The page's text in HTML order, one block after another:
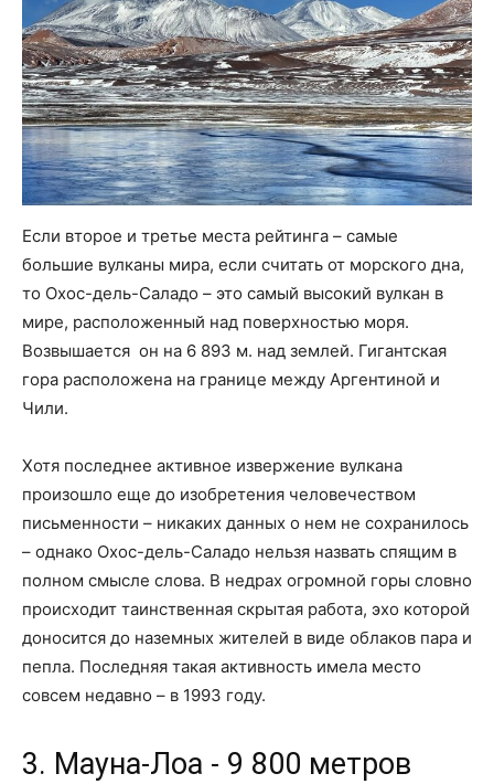
Если второе и третье места рейтинга – самые
большие вулканы мира, если считать от морского дна,
то Охос-дель-Саладо – это самый высокий вулкан в
мире, расположенный над поверхностью моря.
Возвышается он на 6 893 м. над землей. Гигантская
гора расположена на границе между Аргентиной и
Чили.
Хотя последнее активное извержение вулкана
произошло еще до изобретения человечеством
письменности – никаких данных о нем не сохранилось
– однако Охос-дель-Саладо нельзя назвать спящим в
полном смысле слова. В недрах огромной горы словно
происходит таинственная скрытая работа, эхо которой
доносится до наземных жителей в виде облаков пара и
пепла. Последняя такая активность имела место
совсем недавно – в 1993 году.
3. Мауна-Лоа - 9 800 метров